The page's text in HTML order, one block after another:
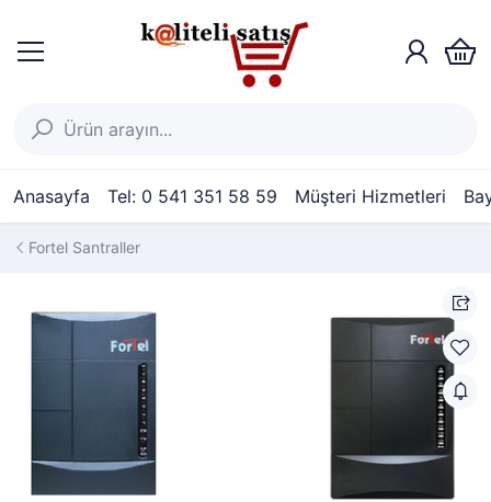
Anasayfa Tel: 0 541 351 58 59 Müşteri Hizmetleri
Fortel Santraller